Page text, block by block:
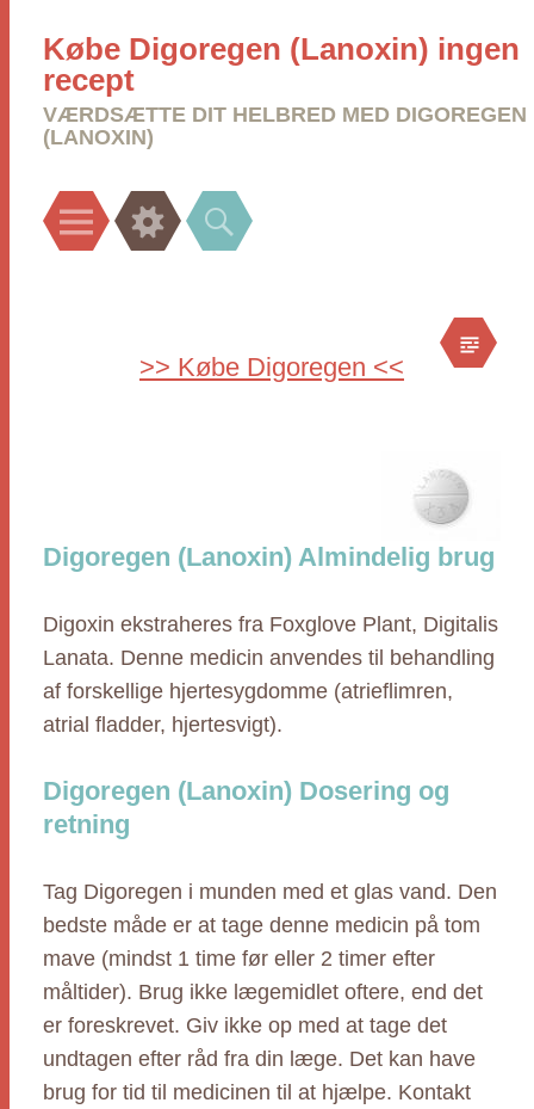
Købe Digoregen (Lanoxin) ingen
recept
VÆRDSÆTTE DIT HELBRED MED DIGOREGEN
(LANOXIN)
Menu Widgets Search
>> Købe Digoregen <<
Digoregen (Lanoxin) Almindelig brug
Digoxin ekstraheres fra Foxglove Plant, Digitalis
Lanata. Denne medicin anvendes til behandling
af forskellige hjertesygdomme (atrieflimren,
atrial fladder, hjertesvigt).
Digoregen (Lanoxin) Dosering og
retning
Tag Digoregen i munden med et glas vand. Den
bedste måde er at tage denne medicin på tom
mave (mindst 1 time før eller 2 timer efter
måltider). Brug ikke lægemidlet oftere, end det
er foreskrevet. Giv ikke op med at tage det
undtagen efter råd fra din læge. Det kan have
brug for tid til medicinen til at hjælpe. Kontakt